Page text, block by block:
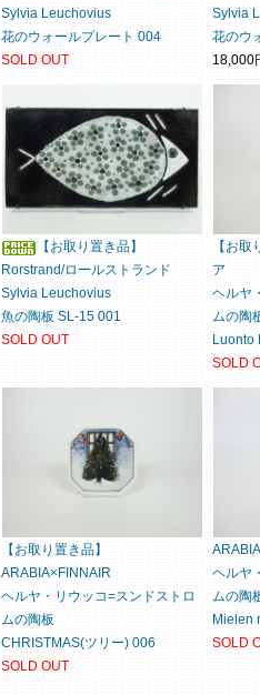
Sylvia Leuchovius
花のウォールプレート 004
SOLD OUT
Sylvia
花のウ
18,000
【お取り置き品】
Rorstrand/ロールストランド
Sylvia Leuchovius
魚の陶板 SL-15 001
SOLD OUT
【お
ア
ヘルヤ
ムの陶
Luonto
SOLD
【お取り置き品】
ARABIA×FINNAIR
ヘルヤ・リウッコ=スンドストロ
ムの陶板
CHRISTMAS(ツリー) 006
SOLD OUT
ヘルヤ
ムの陶
Mielen
SOLD